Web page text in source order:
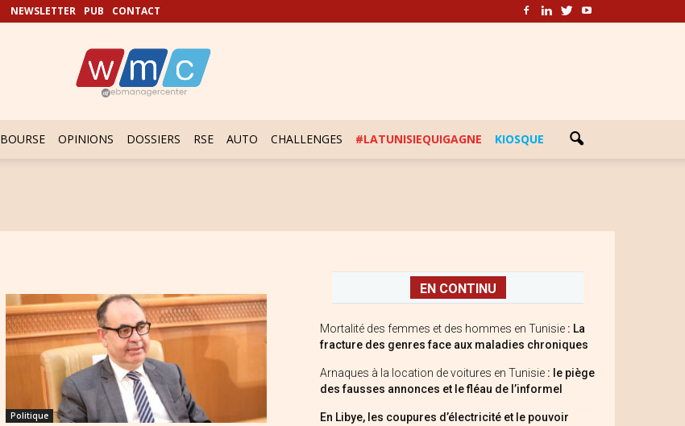
NEWSLETTER PUB CONTACT
BOURSE OPINIONS DOSSIERS RSE AUTO CHALLENGES #LATUNISIEQUIGAGNE KIOSQUE
Politique
EN CONTINU
Mortalité des femmes et des hommes en Tunisie : La
fracture des genres face aux maladies chroniques
Arnaques à la location de voitures en Tunisie : le piège
des fausses annonces et le fléau de l’informel
En Libye, les coupures d’électricité et le pouvoir